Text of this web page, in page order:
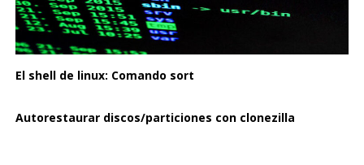
El shell de linux: Comando sort
Autorestaurar discos/particiones con clonezilla